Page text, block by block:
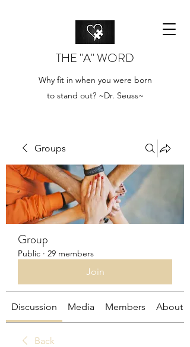
THE "A" WORD
Why fit in when you were born
to stand out? ~Dr. Seuss~
Groups
Group
Public · 29 members
Join
Discussion Media Members About
Back